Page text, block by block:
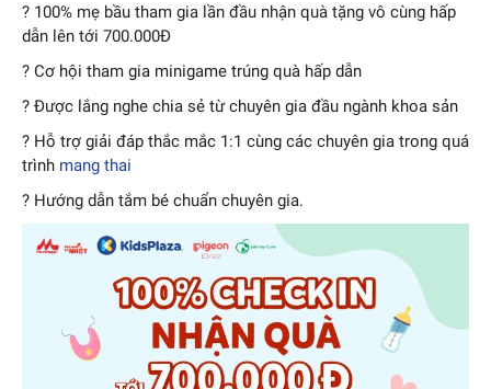
? 100% mẹ bầu tham gia lần đầu nhận quà tặng vô cùng hấp
dẫn lên tới 700.000Đ
? Cơ hội tham gia minigame trúng quà hấp dẫn
? Được lắng nghe chia sẻ từ chuyên gia đầu ngành khoa sản
? Hỗ trợ giải đáp thắc mắc 1:1 cùng các chuyên gia trong quá
trình mang thai
? Hướng dẫn tắm bé chuẩn chuyên gia.